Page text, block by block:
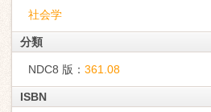
社会学
分類
NDC8 版： 361.08
ISBN